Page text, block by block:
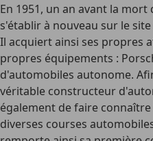
En 1951, un an avant la
s'établir à nouveau sur le
Il acquiert ainsi ses propres
propres équipements :
d'automobiles autonome.
véritable constructeur
également de faire
diverses courses